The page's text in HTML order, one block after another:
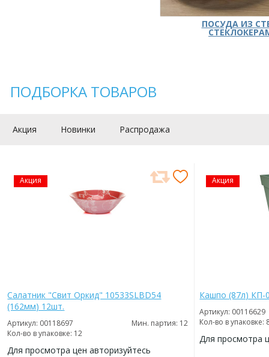
ПОСУДА ИЗ
ПОДБОРКА ТОВАРОВ
Акция Новинки Распродажа
Акция
Салатник "Свит Оркид" 10533SLBD54
(162мм) 12шт.
Артикул: 00118697
Мин. партия: 12
Кол-во в упаковке: 12
Для просмотра цен авторизуйтесь
Акция
Кашпо (87л) КП-
Артикул: 00116629
Кол-во в упаковке:
Для просмотра